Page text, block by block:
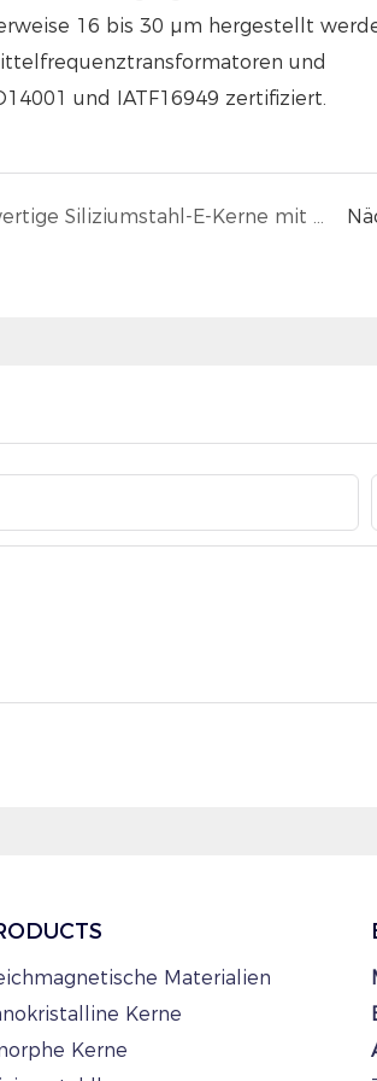
16 bis 30 µm hergestellt
und
und IATF16949 zertifiziert.
Hochwertige Siliziumstahl-E-Kerne mit CRGO-Stählen
Materialien
Kerne
Kerne